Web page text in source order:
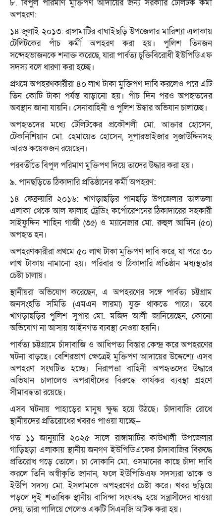
৮. বিপুল পরিমাণ মুক্তিপণ আদায়ের জন্য সরকারি টেলিটক কর্মী
অপহরণ:
১৪ জুলাই ২০১৩: রাঙ্গামাটির বাঘাইছড়ি উপজেলার মারিশ্যা এলাকায়
টেলিটকের পাঁচ কর্মী অপহরণ করা হয়। পুলিশ তিনজন
সন্দেহভাজনকে শনাক্ত করেছে, যারা পার্বত্য চুক্তিবিরোধী ইউপিডিএফ
সদস্য বলে ধারণা করা হচ্ছে।
প্রথমে অপহরণকারীরা ৪০ লাখ টাকা মুক্তিপণ দাবি করলেও পরে এটি
তিন কোটি টাকা পর্যন্ত বাড়ানো হয়। পাঁচ দিন পরও অপহৃতদের
অবস্থান জানা যায়নি। সেনাবাহিনী ও পুলিশ উদ্ধার অভিযান চালাচ্ছে।
অপহৃতদের মধ্যে টেলিটকের প্রকৌশলী মো. আক্তার হোসেন,
টেকনিশিয়ান মো. হেমায়েত হোসেন, সুপারভাইজার সুজাউদ্দিনসহ
আরও কয়েকজন রয়েছেন।
পরবর্তীতে বিপুল পরিমাণ মুক্তিপণ দিয়ে তাদের উদ্ধার করা হয়।
৯. পানছড়িতে ঠিকাদারি প্রতিষ্ঠানের কর্মী অপহরণ:
১৪ ফেব্রুয়ারি ২০১৬: খাগড়াছড়ির পানছড়ি উপজেলার তালতলা
এলাকা থেকে আল ফালাহ ট্রেডিং কর্পোরেশনের ঠিকাদারের সহকারী
সাইফুদ্দিন শাহিন গাজী (৩৫) ও ম্যানেজার মো. রুহুল আমিন (৫০)
অপহৃত হন।
অপহরণকারীরা প্রথমে ৫০ লাখ টাকা মুক্তিপণ দাবি করে, যা পরে ৩০
লাখ টাকায় নামানো হয়। পরিবার ও ঠিকাদারি প্রতিষ্ঠান মধ্যস্থতার
চেষ্টা চালায়।
স্থানীয়রা অভিযোগ করেছেন, এ অপহরণের সঙ্গে পার্বত্য চট্টগ্রাম
জনসংহতি সমিতি (এমএন লারমা) যুক্ত থাকতে পারে। তবে
খাগড়াছড়ির পুলিশ সুপার মো. মজিদ আলী জানিয়েছেন, কোনো
অভিযোগ না আসায় আইনগত ব্যবস্থা নেওয়া হয়নি।
পার্বত্য চট্টগ্রামে চাঁদাবাজি ও আধিপত্য বিস্তার কেন্দ্র করে অপহরণের
ঘটনা বাড়ছে। বেশিরভাগ ক্ষেত্রেই মুক্তিপণ আদায়ের উদ্দেশ্যে এসব
অপহরণ সংঘটিত হচ্ছে। নিরাপত্তা বাহিনী অপহৃতদের উদ্ধারে
অভিযান চালালেও অপরাধীদের বিরুদ্ধে কার্যকর ব্যবস্থা গ্রহণে
সীমাবদ্ধতা রয়েছে।
এসব ঘটনায় পাহাড়ের মানুষ ক্ষুদ্ধ হয়ে উঠছে। চাঁদাবাজি রোধে
স্থানীয়দের প্রতিরোধের খবরও পাওয়া যাচ্ছে—
গত ১১ জানুয়ারি ২০২৫ সালে রাঙ্গামাটির কাউখালী উপজেলার
গাড়িছড়া এলাকায় স্থানীয় জনগণ ইউপিডিএফের চাঁদাবাজির বিরুদ্ধে
প্রতিরোধ গড়ে তোলে। চা দোকানি মো. ওসমানের কাছে চাঁদা দাবি
করলে তিনি অস্বীকৃতি জানান, ফলে ইউপিডিএফ সদস্যরা তাকে ও
ইউপি সদস্য মো. ইসলামকে অপহরণের চেষ্টা করে। খবর ছড়িয়ে
পড়লে দুই শতাধিক স্থানীয় বাসিন্দা সংঘবদ্ধ হয়ে সন্ত্রাসীদের ধাওয়া
দেয়, তারা পালিয়ে গেলেও একটি সিএনজি আটক করা হয়।